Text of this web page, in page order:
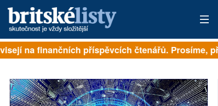
PŘIHLÁSIT
ARCHIV
na finančních příspěvcích čtenářů. Prosíme,